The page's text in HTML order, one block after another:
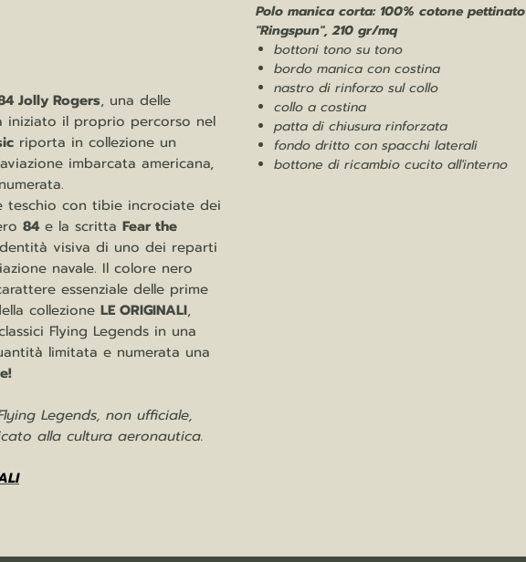
Jolly Rogers, una delle
iniziato il proprio percorso nel
riporta in collezione un
imbarcata americana,
teschio con tibie incrociate dei
84e la scritta Fear the
visiva di uno dei reparti
navale. Il colore nero
essenziale delle prime
collezione LE ORIGINALI,
Flying Legends in una
limitata e numerata una
Legends, non ufficiale,
alla cultura aeronautica.
Polo manica corta: 100% cotone pettinato
"Ringspun", 210 gr/mq
bottoni tono su tono
bordo manica con costina
nastro di rinforzo sul collo
collo a costina
patta di chiusura rinforzata
fondo dritto con spacchi laterali
bottone di ricambio cucito all'interno